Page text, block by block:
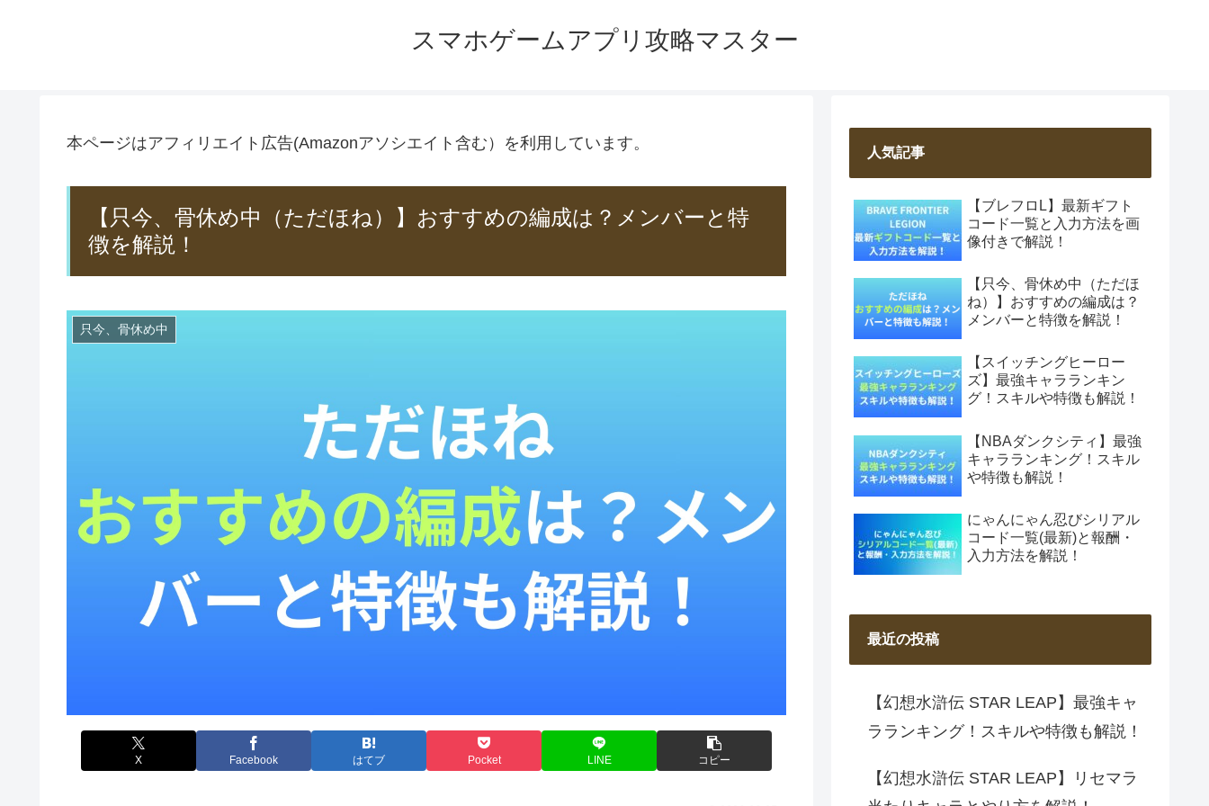
スマホゲームアプリ攻略マスター
本ページはアフィリエイト広告(Amazonアソシエイト含む）を利用しています。
【只今、骨休め中（ただほね）】おすすめの編成は？メンバーと特
徴を解説！
只今、骨休め中
X Facebook はてブ Pocket LINE コピー
人気記事
【ブレフロL】最新ギフト
コード一覧と入力方法を画
像付きで解説！
【只今、骨休め中（ただほ
ね）】おすすめの編成は？
メンバーと特徴を解説！
【スイッチングヒーロー
ズ】最強キャラランキン
グ！スキルや特徴も解説！
【NBAダンクシティ】最強
キャラランキング！スキル
や特徴も解説！
にゃんにゃん忍びシリアル
コード一覧(最新)と報酬・
入力方法を解説！
最近の投稿
【幻想水滸伝 STAR LEAP】最強キャ
ラランキング！スキルや特徴も解説！
【幻想水滸伝 STAR LEAP】リセマラ